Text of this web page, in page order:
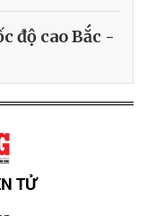
độ cao Bắc -
TỬ